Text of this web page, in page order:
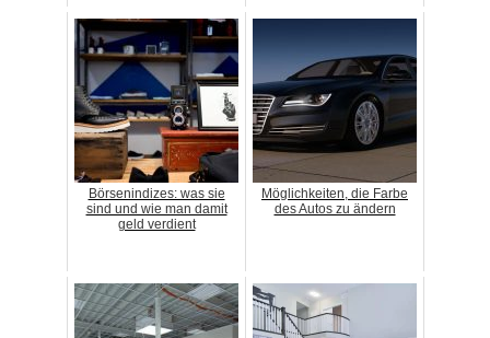
Börsenindizes: was sie
sind und wie man damit
geld verdient
Möglichkeiten, die Farbe
des Autos zu ändern